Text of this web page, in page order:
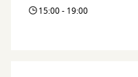
15:00 - 19:00